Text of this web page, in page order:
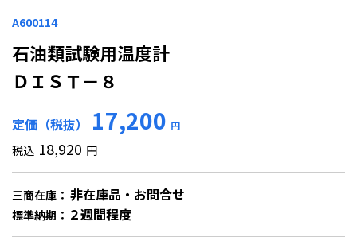
A600114
石油類試験用温度計
ＤＩＳＴ－８
定価（税抜） 17,200 円
税込 18,920 円
三商在庫： 非在庫品・お問合せ
標準納期： ２週間程度